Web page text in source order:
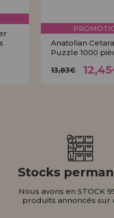
Anatolian
Puzzle 1000
13,83€
Stocks
Nous avons en STOCK
produits annoncés sur